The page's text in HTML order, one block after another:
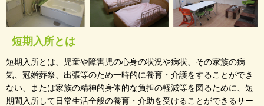
短期入所とは
短期入所とは、児童や障害児の心身の状況や病状、その家族の病
気、冠婚葬祭、出張等のため一時的に養育・介護をすることができ
ない、または家族の精神的身体的な負担の軽減等を図るために、短
期間入所して日常生活全般の養育・介助を受けることができるサー